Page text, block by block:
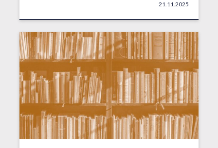
21.11.2025